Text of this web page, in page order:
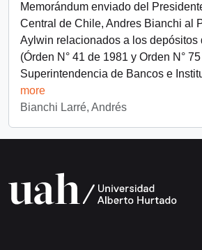
Memorándum enviado del
Central de Chile, Andres Bianchi al
Aylwin relacionados a los depósitos
(Órden N° 41 de 1981 y Orden N°
Superintendencia de Bancos e
more
Bianchi Larré, Andrés